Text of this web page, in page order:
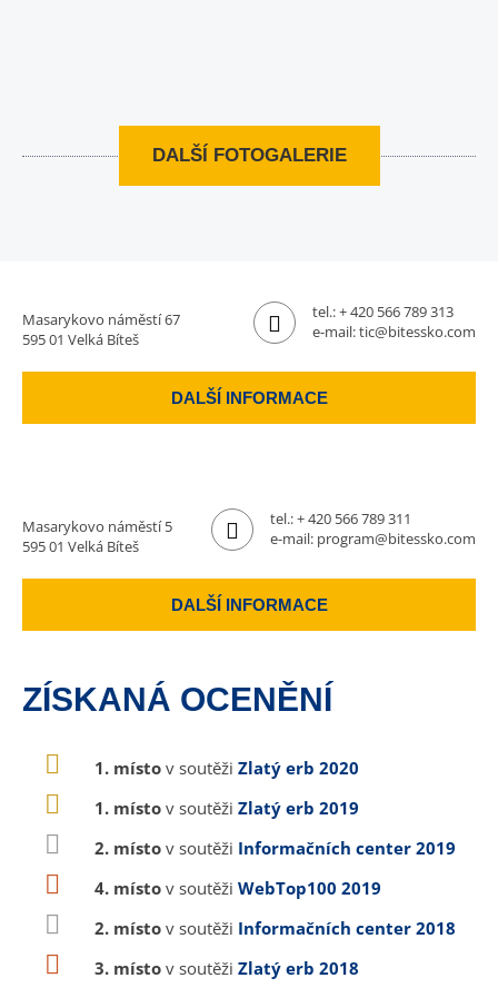
DALŠÍ FOTOGALERIE
Masarykovo náměstí 67
595 01 Velká Bíteš
tel.:+ 420 566 789 313
e-mail:tic@bitessko.com
DALŠÍ INFORMACE
Masarykovo náměstí 5
595 01 Velká Bíteš
tel.:+ 420 566 789 311
e-mail: program@bitessko.com
DALŠÍ INFORMACE
ZÍSKANÁ OCENĚNÍ
1. místo v soutěži Zlatý erb 2020
1. místo v soutěži Zlatý erb 2019
2. místo v soutěži Informačních center 2019
4. místo v soutěži WebTop100 2019
2. místo v soutěži Informačních center 2018
3. místo v soutěži Zlatý erb 2018